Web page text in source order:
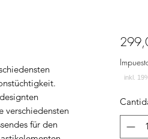
verschiedensten
für den